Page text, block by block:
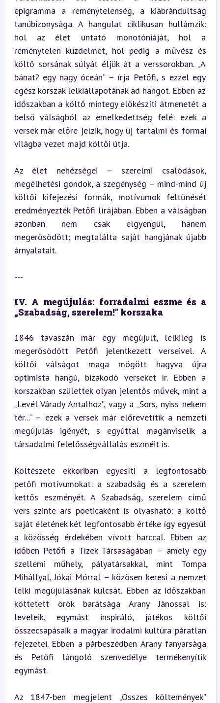
epigramma a reménytelenség, a kiábrándultság
tanúbizonysága. A hangulat ciklikusan hullámzik:
hol az élet untató monotóniáját, hol a
reménytelen küzdelmet, hol pedig a művész és
költő sorsának súlyát éljük át a verssorokban. „A
bánat? egy nagy óceán” – írja Petőfi, s ezzel egy
egész korszak lelkiállapotának ad hangot. Ebben az
időszakban a költő mintegy előkészíti átmenetét a
belső válságból az emelkedettség felé: ezek a
versek már előre jelzik, hogy új tartalmi és formai
világba vezet majd költői útja.
Az élet nehézségei – szerelmi csalódások,
megélhetési gondok, a szegénység – mind-mind új
költői kifejezési formák, motívumok feltűnését
eredményezték Petőfi lírájában. Ebben a válságban
azonban nem csak elgyengül, hanem
megerősödött; megtalálta saját hangjának újabb
árnyalatait.
---
IV. A megújulás: forradalmi eszme és a
„Szabadság, szerelem!” korszaka
1846 tavaszán már egy megújult, lelkileg is
megerősödött Petőfi jelentkezett verseivel. A
költői válságot maga mögött hagyva újra
optimista hangú, bizakodó verseket ír. Ebben a
korszakban születtek olyan jelentős művek, mint a
„Levél Várady Antalhoz”, vagy a „Sors, nyiss nekem
tér...” – ezek a versek már előrevetítik a nemzeti
megújulás igényét, s egyúttal magánviselik a
társadalmi felelősségvállalás eszméit is.
Költészete ekkoriban egyesíti a legfontosabb
petőfi motívumokat: a szabadság és a szerelem
kettős eszményét. A Szabadság, szerelem című
vers szinte ars poeticaként is olvasható: a költő
saját életének két legfontosabb értéke így egyesül
a közösség érdekében vívott harccal. Ebben az
időben Petőfi a Tízek Társaságában – amely egy
szellemi műhely, pályatársakkal, mint Tompa
Mihállyal, Jókai Mórral – közösen keresi a nemzet
lelki megújulásának kulcsát. Ebben az időszakban
köttetett örök barátsága Arany Jánossal is:
leveleik, egymást inspiráló, játékos költői
összecsapásaik a magyar irodalmi kultúra páratlan
fejezetei. Ebben a párbeszédben Arany fanyarsága
és Petőfi lángoló szenvedélye termékenyítik
egymást.
Az 1847-ben megjelent „Összes költemények”